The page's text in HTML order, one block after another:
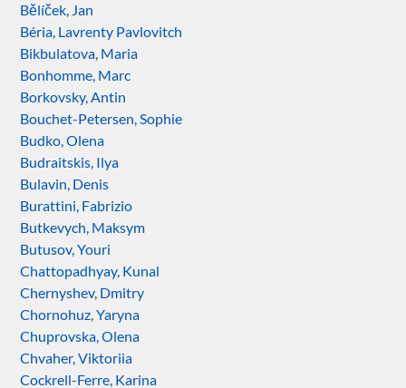
Bělíček, Jan
Béria, Lavrenty Pavlovitch
Bikbulatova, Maria
Bonhomme, Marc
Borkovsky, Antin
Bouchet-Petersen, Sophie
Budko, Olena
Budraitskis, Ilya
Bulavin, Denis
Burattini, Fabrizio
Butkevych, Maksym
Butusov, Youri
Chattopadhyay, Kunal
Chernyshev, Dmitry
Chornohuz, Yaryna
Chuprovska, Olena
Chvaher, Viktoriia
Cockrell-Ferre, Karina